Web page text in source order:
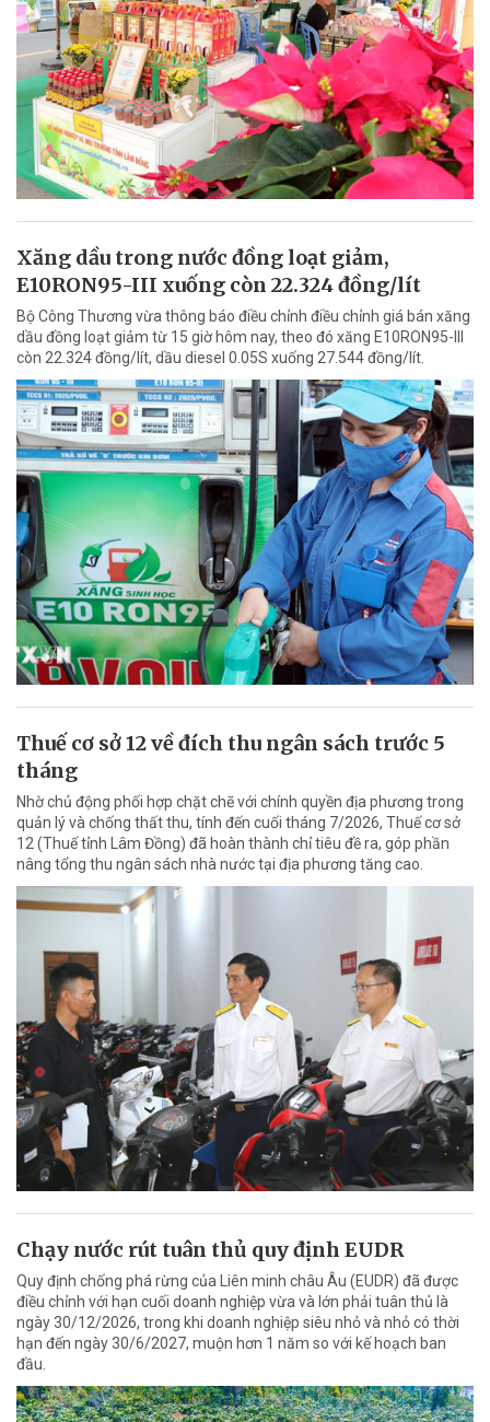
Xăng dầu trong nước đồng loạt giảm,
E10RON95-III xuống còn 22.324 đồng/lít
Bộ Công Thương vừa thông báo điều chỉnh điều chỉnh giá bán xăng
dầu đồng loạt giảm từ 15 giờ hôm nay, theo đó xăng E10RON95-III
còn 22.324 đồng/lít, dầu diesel 0.05S xuống 27.544 đồng/lít.
Thuế cơ sở 12 về đích thu ngân sách trước 5
tháng
Nhờ chủ động phối hợp chặt chẽ với chính quyền địa phương trong
quản lý và chống thất thu, tính đến cuối tháng 7/2026, Thuế cơ sở
12 (Thuế tỉnh Lâm Đồng) đã hoàn thành chỉ tiêu đề ra, góp phần
nâng tổng thu ngân sách nhà nước tại địa phương tăng cao.
Chạy nước rút tuân thủ quy định EUDR
Quy định chống phá rừng của Liên minh châu Âu (EUDR) đã được
điều chỉnh với hạn cuối doanh nghiệp vừa và lớn phải tuân thủ là
ngày 30/12/2026, trong khi doanh nghiệp siêu nhỏ và nhỏ có thời
hạn đến ngày 30/6/2027, muộn hơn 1 năm so với kế hoạch ban
đầu.